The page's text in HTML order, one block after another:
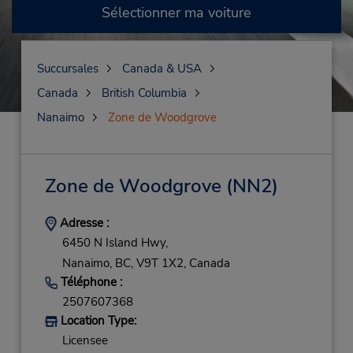
Sélectionner ma voiture
Succursales
Canada & USA
Canada
British Columbia
Nanaimo
Zone de Woodgrove
Zone de Woodgrove (NN2)
Adresse :
6450 N Island Hwy,
Nanaimo, BC, V9T 1X2, Canada
Téléphone :
2507607368
Location Type:
Licensee